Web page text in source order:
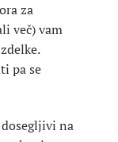
za
več) vam
pa se
na